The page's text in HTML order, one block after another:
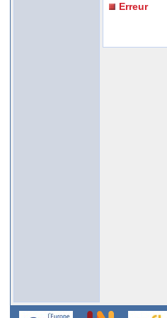
Erreur